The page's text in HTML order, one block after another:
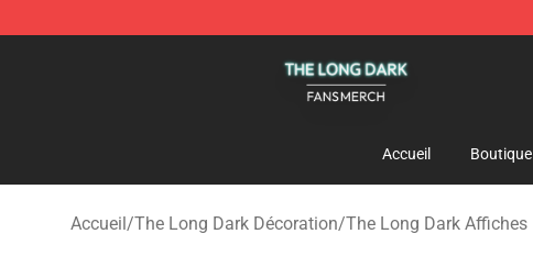
Accueil Boutique
Accueil/The Long Dark Décoration/The Long Dark Affiches